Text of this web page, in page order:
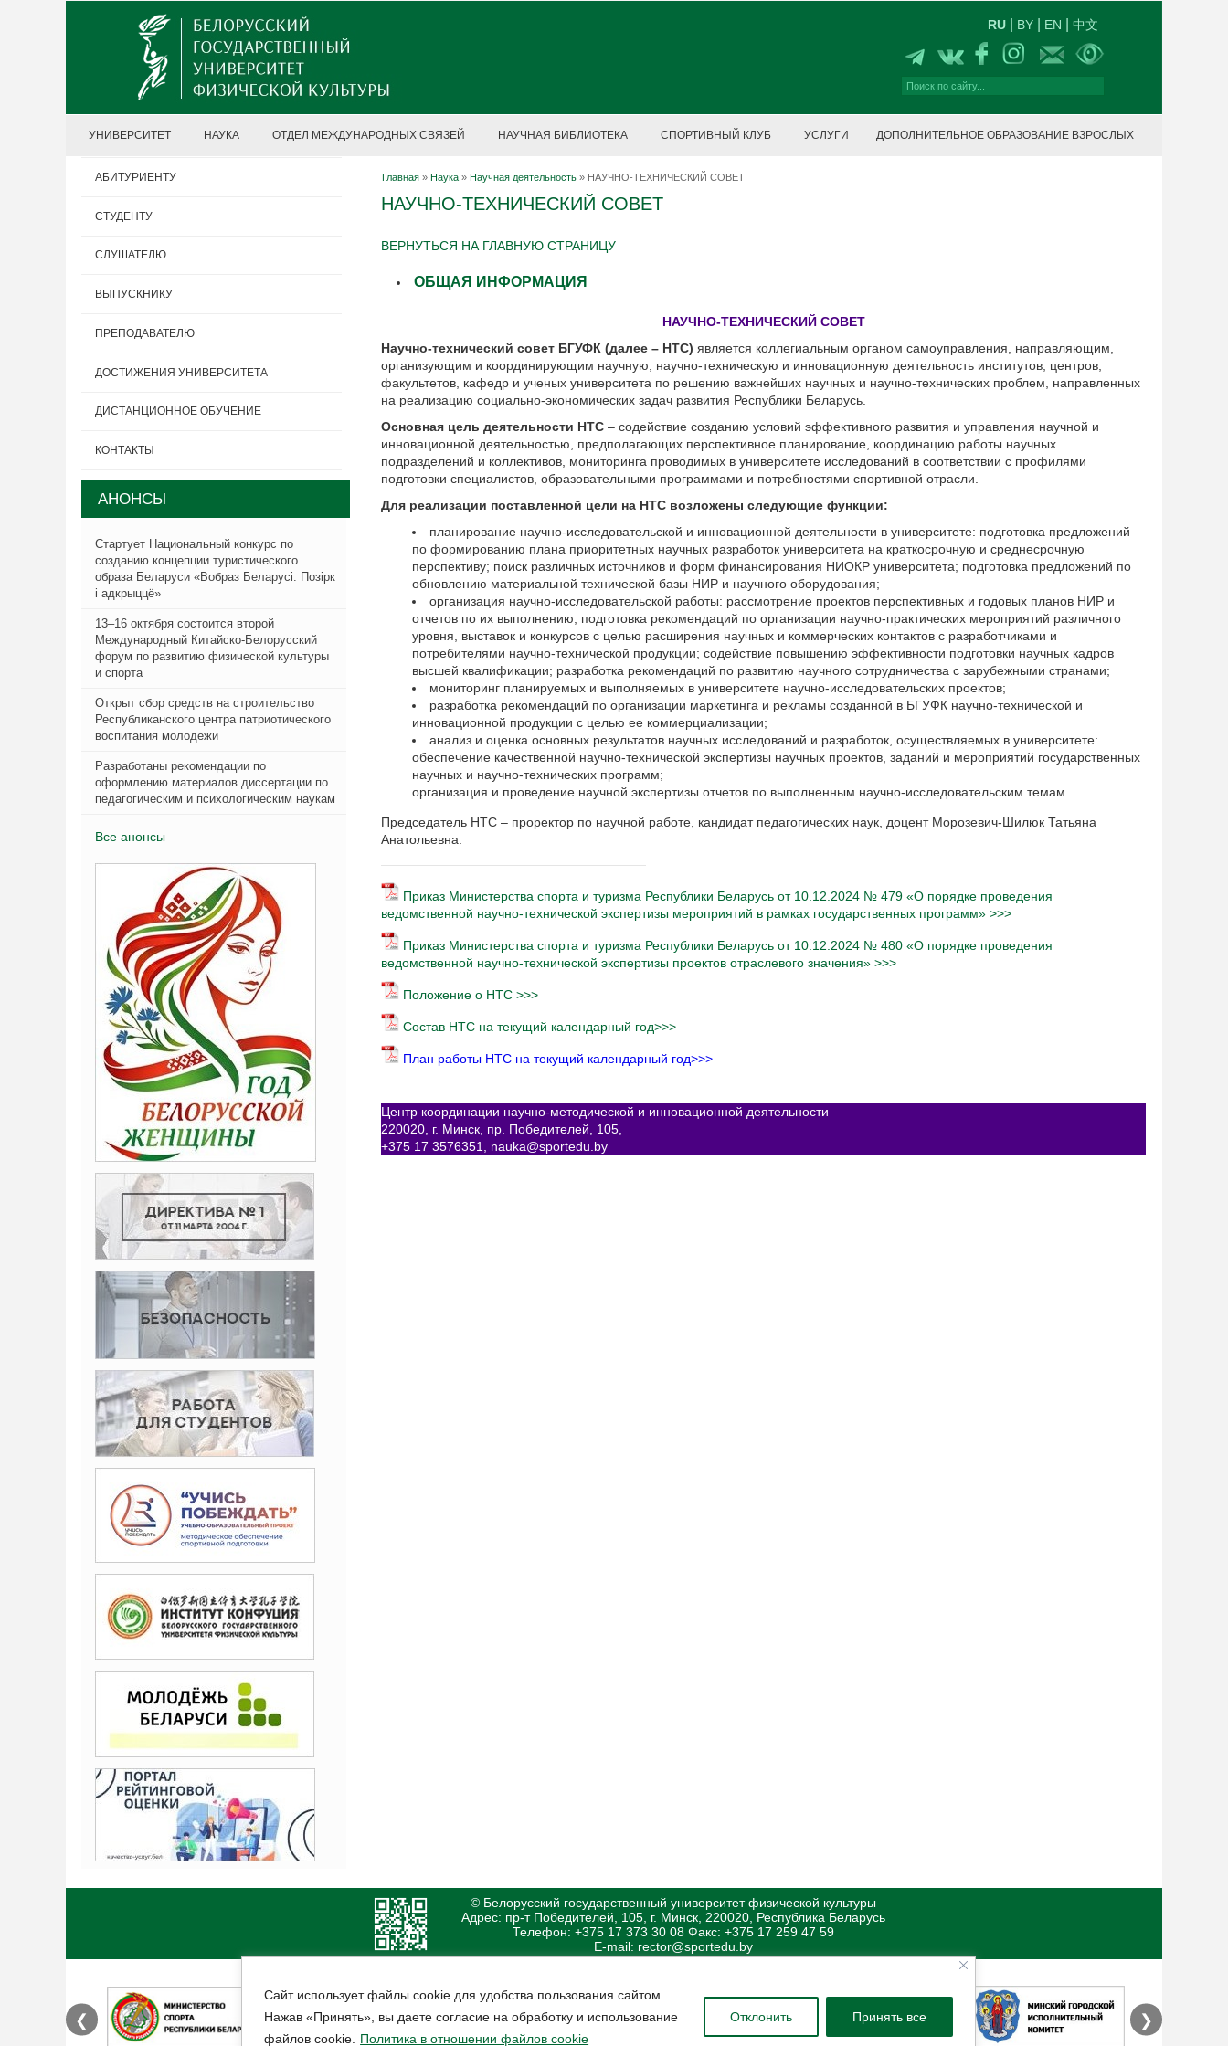
Сайт использует файлы cookie для удобства пользования сайтом.
Нажав «Принять», вы даете согласие на обработку и использование
файлов cookie.
Политика в отношении файлов cookie
Отклонить Принять все
RU BY EN 中文
УНИВЕРСИТЕТ НАУКА ОТДЕЛ МЕЖДУНАРОДНЫХ СВЯЗЕЙ НАУЧНАЯ БИБЛИОТЕКА СПОРТИВНЫЙ КЛУБ УСЛУГИ ДОПОЛНИТЕЛЬНОЕ ОБРАЗОВАНИЕ ВЗРОСЛЫХ
Главная » Наука » Научная деятельность » НАУЧНО-ТЕХНИЧЕСКИЙ СОВЕТ
НАУЧНО-ТЕХНИЧЕСКИЙ СОВЕТ
ВЕРНУТЬСЯ НА ГЛАВНУЮ СТРАНИЦУ
ОБЩАЯ ИНФОРМАЦИЯ
НАУЧНО-ТЕХНИЧЕСКИЙ СОВЕТ
Научно-технический совет БГУФК (далее – НТС) является коллегиальным органом самоуправления, направляющим,
организующим и координирующим научную, научно-техническую и инновационную деятельность институтов, центров,
факультетов, кафедр и ученых университета по решению важнейших научных и научно-технических проблем, направленных
на реализацию социально-экономических задач развития Республики Беларусь.
Основная цель деятельности НТС – содействие созданию условий эффективного развития и управления научной и
инновационной деятельностью, предполагающих перспективное планирование, координацию работы научных
подразделений и коллективов, мониторинга проводимых в университете исследований в соответствии с профилями
подготовки специалистов, образовательными программами и потребностями спортивной отрасли.
Для реализации поставленной цели на НТС возложены следующие функции:
планирование научно-исследовательской и инновационной деятельности в университете: подготовка предложений
по формированию плана приоритетных научных разработок университета на краткосрочную и среднесрочную
перспективу; поиск различных источников и форм финансирования НИОКР университета; подготовка предложений по
обновлению материальной технической базы НИР и научного оборудования;
организация научно-исследовательской работы: рассмотрение проектов перспективных и годовых планов НИР и
отчетов по их выполнению; подготовка рекомендаций по организации научно-практических мероприятий различного
уровня, выставок и конкурсов с целью расширения научных и коммерческих контактов с разработчиками и
потребителями научно-технической продукции; содействие повышению эффективности подготовки научных кадров
высшей квалификации; разработка рекомендаций по развитию научного сотрудничества с зарубежными странами;
мониторинг планируемых и выполняемых в университете научно-исследовательских проектов;
разработка рекомендаций по организации маркетинга и рекламы созданной в БГУФК научно-технической и
инновационной продукции с целью ее коммерциализации;
анализ и оценка основных результатов научных исследований и разработок, осуществляемых в университете:
обеспечение качественной научно-технической экспертизы научных проектов, заданий и мероприятий государственных
научных и научно-технических программ;
организация и проведение научной экспертизы отчетов по выполненным научно-исследовательским темам.
Председатель НТС – проректор по научной работе, кандидат педагогических наук, доцент Морозевич-Шилюк Татьяна
Анатольевна.
Приказ Министерства спорта и туризма Республики Беларусь от 10.12.2024 № 479 «О порядке проведения
ведомственной научно-технической экспертизы мероприятий в рамках государственных программ» >>>
Приказ Министерства спорта и туризма Республики Беларусь от 10.12.2024 № 480 «О порядке проведения
ведомственной научно-технической экспертизы проектов отраслевого значения» >>>
Положение о НТС >>>
Состав НТС на текущий календарный год>>>
План работы НТС на текущий календарный год>>>
Центр координации научно-методической и инновационной деятельности
220020, г. Минск, пр. Победителей, 105,
+375 17 3576351, nauka@sportedu.by
АБИТУРИЕНТУ
СТУДЕНТУ
СЛУШАТЕЛЮ
ВЫПУСКНИКУ
ПРЕПОДАВАТЕЛЮ
ДОСТИЖЕНИЯ УНИВЕРСИТЕТА
ДИСТАНЦИОННОЕ ОБУЧЕНИЕ
КОНТАКТЫ
АНОНСЫ
Стартует Национальный конкурс по
созданию концепции туристического
образа Беларуси «Вобраз Беларусi. Позiрк
i адкрыццё»
13–16 октября состоится второй
Международный Китайско-Белорусский
форум по развитию физической культуры
и спорта
Открыт сбор средств на строительство
Республиканского центра патриотического
воспитания молодежи
Разработаны рекомендации по
оформлению материалов диссертации по
педагогическим и психологическим наукам
Все анонсы
© Белорусский государственный университет физической культуры
Адрес: пр-т Победителей, 105, г. Минск, 220020, Республика Беларусь
Телефон: +375 17 373 30 08 Факс: +375 17 259 47 59
E-mail: rector@sportedu.by
❮ ❯